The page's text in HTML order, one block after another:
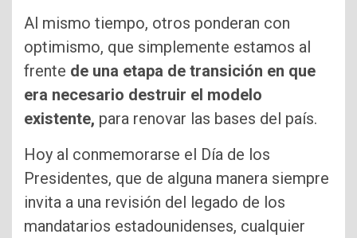
Al mismo tiempo, otros ponderan con
optimismo, que simplemente estamos al
frente de una etapa de transición en que
era necesario destruir el modelo
existente, para renovar las bases del país.
Hoy al conmemorarse el Día de los
Presidentes, que de alguna manera siempre
invita a una revisión del legado de los
mandatarios estadounidenses, cualquier